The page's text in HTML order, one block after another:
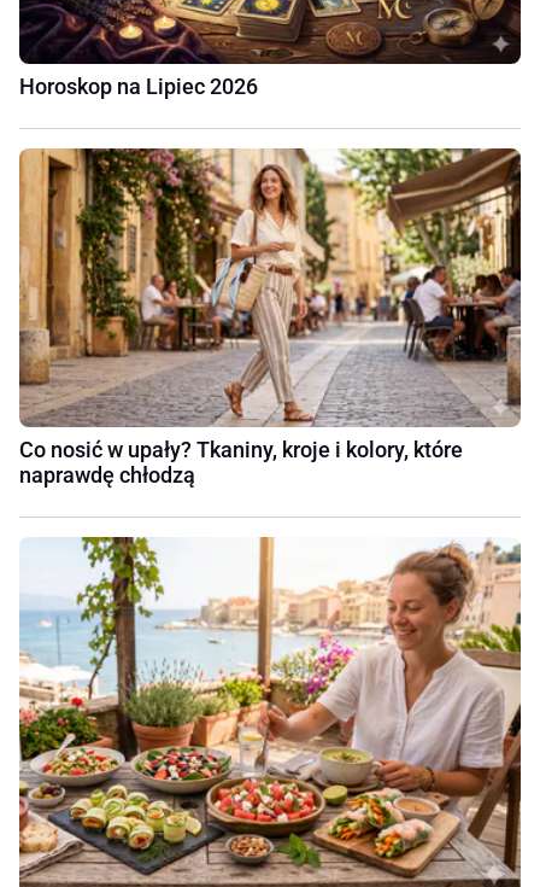
Horoskop na Lipiec 2026
Co nosić w upały? Tkaniny, kroje i kolory, które
naprawdę chłodzą